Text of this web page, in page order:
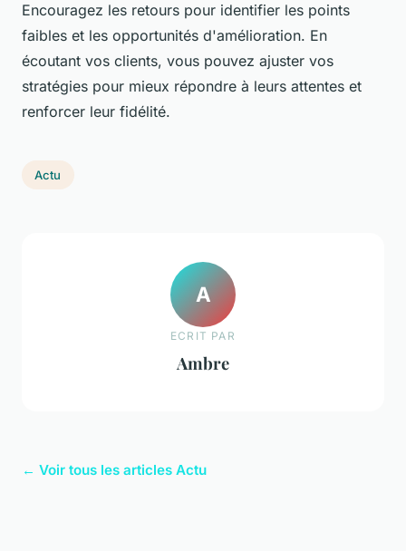
Encouragez les retours pour identifier les points
faibles et les opportunités d'amélioration. En
écoutant vos clients, vous pouvez ajuster vos
stratégies pour mieux répondre à leurs attentes et
renforcer leur fidélité.
Actu
A
ECRIT PAR
Ambre
← Voir tous les articles Actu